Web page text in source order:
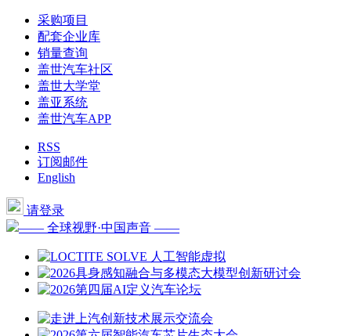
采购项目
配套企业库
销量查询
盖世汽车社区
盖世大学堂
盖亚系统
盖世汽车APP
RSS
订阅邮件
English
请登录
—— 全球视野·中国声音 ——